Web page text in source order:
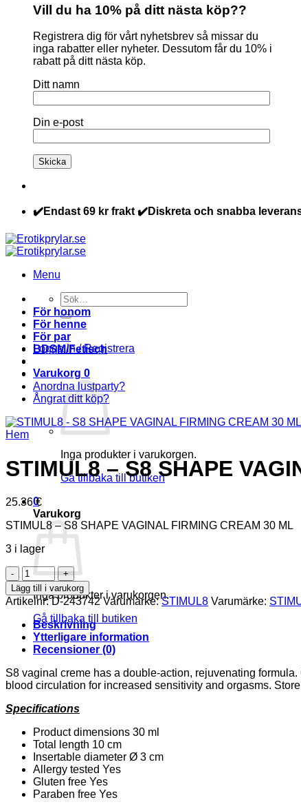
Vill du ha 10% på ditt nästa köp??
Registrera dig för vårt nyhetsbrev så missar du
inga rabatter eller nyheter. Dessutom får du 10% i
rabatt på ditt nästa köp.
Ditt namn
Din e-post
✔️Endast 69 kr frakt ✔️Diskreta och snabba
Menu
Sök
efter:
Logga in / Registrera
Varukorg 0
Inga produkter i varukorgen.
Gå tillbaka till butiken
0
Varukorg
Inga produkter i varukorgen.
Gå tillbaka till butiken
För honom
För henne
För par
BDSM/Fetisch
Anordna lustparty?
Ångrat ditt köp?
Hem
STIMUL8 – S8 SHAPE
25.36€
STIMUL8 – S8 SHAPE VAGINAL FIRMING CREAM 30 ML
3 i lager
STIMUL8
-
S8
SHAPE
VAGINAL
FIRMING
CREAM
30
ML
mängd
Lägg till i varukorg
Artikelnr:D-243742 Varumärke:STIMUL8 Varumärke:
Beskrivning
Ytterligare information
Recensioner (0)
S8 vaginal creme has a double-action, rejuvenating
blood circulation for increased sensitivity and orgasms.
Specifications
Product dimensions 30 ml
Total length 10 cm
Insertable diameter Ø 3 cm
Allergy tested Yes
Gluten free Yes
Paraben free Yes